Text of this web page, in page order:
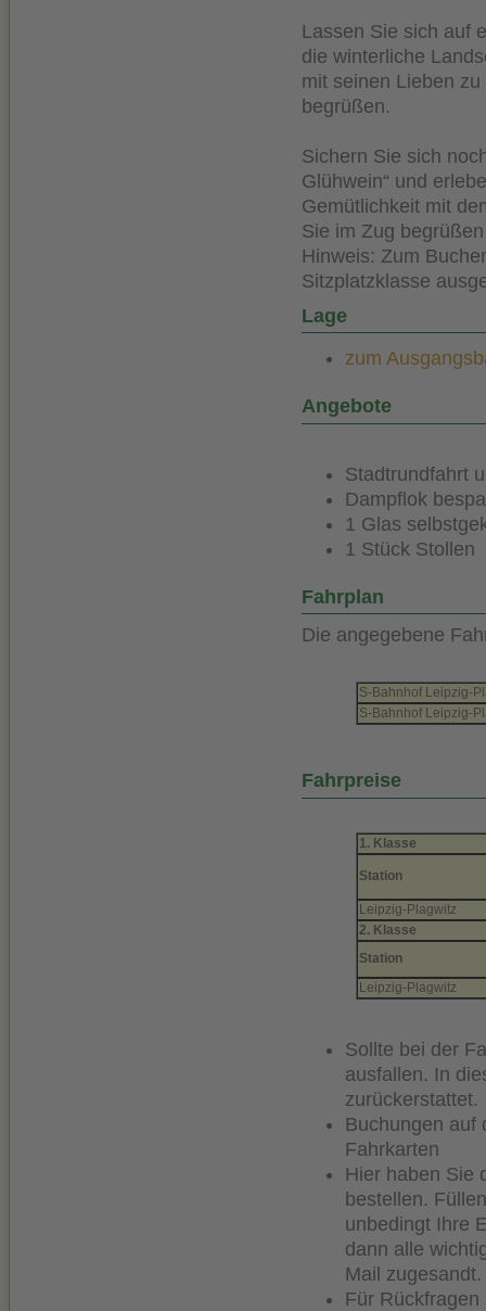
Lassen Sie sich auf
die winterliche
mit seinen Lieben
begrüßen.
Sichern Sie sich
Glühwein“ und
Gemütlichkeit mit
Sie im Zug
Hinweis: Zum
Sitzplatzklasse
Lage
zum
Angebote
Stadtrundfahrt
Dampflok
1 Glas
1 Stück Stollen
Fahrplan
Die angegebene
S-Bahnhof Leipzig-
S-Bahnhof Leipzig-
Fahrpreise
1. Klasse
Station
Leipzig-Plagwitz
2. Klasse
Station
Leipzig-Plagwitz
Sollte bei der
ausfallen. In
zurückerstattet.
Buchungen auf
Fahrkarten
Hier haben Sie
bestellen.
unbedingt Ihre
dann alle
Mail
Für